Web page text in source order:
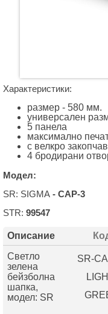
Характеристики:
размер - 580 мм.
универсален
5 панела
максимално
с велкро
4 бродирани
Модел:
SR: SIGMA - CAP-3
STR: 99547
Описание
Светло
зелена
бейзболна
шапка,
модел: SR
SR-